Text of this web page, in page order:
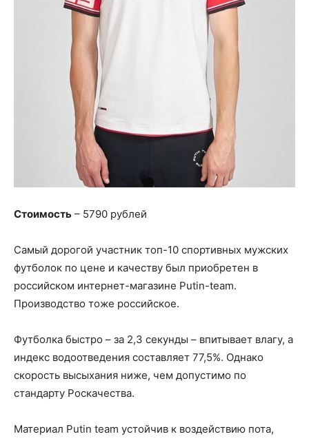
Стоимость – 5790 рублей
Самый дорогой участник топ-10 спортивных мужских
футболок по цене и качеству был приобретен в
российском интернет-магазине Putin-team.
Производство тоже российское.
Футболка быстро – за 2,3 секунды – впитывает влагу, а
индекс водоотведения составляет 77,5%. Однако
скорость высыхания ниже, чем допустимо по
стандарту Роскачества.
Материал Putin team устойчив к воздействию пота,